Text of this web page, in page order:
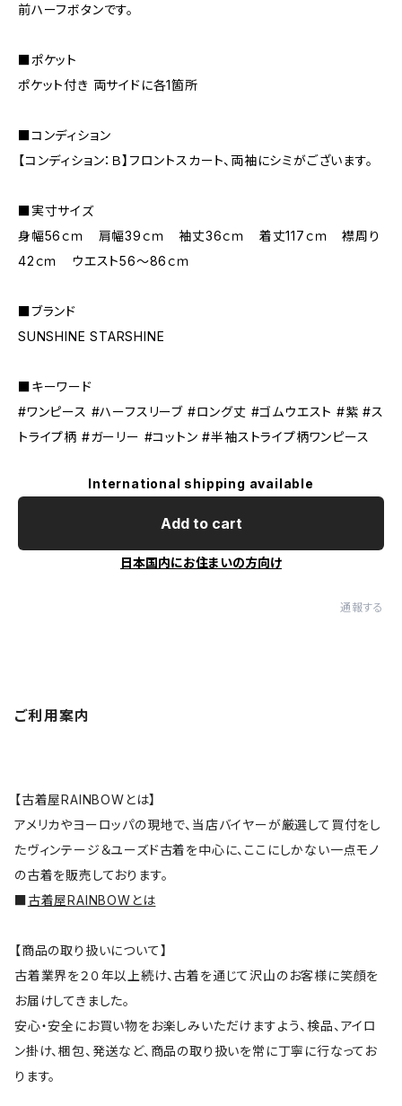
前ハーフボタンです。
■ポケット
ポケット付き 両サイドに各1箇所
■コンディション
【コンディション：Ｂ】フロントスカート、両袖にシミがございます。
■実寸サイズ
身幅56ｃｍ 肩幅39ｃｍ 袖丈36ｃｍ 着丈117ｃｍ 襟周り
42ｃｍ ウエスト56～86ｃｍ
■ブランド
SUNSHINE STARSHINE
■キーワード
#ワンピース #ハーフスリーブ #ロング丈 #ゴムウエスト #紫 #ス
トライプ柄 #ガーリー #コットン #半袖ストライプ柄ワンピース
International shipping available
Add to cart
日本国内にお住まいの方向け
通報する
ご利用案内
【古着屋RAINBOWとは】
アメリカやヨーロッパの現地で、当店バイヤーが厳選して買付をし
たヴィンテージ＆ユーズド古着を中心に、ここにしかない一点モノ
の古着を販売しております。
■古着屋RAINBOWとは
【商品の取り扱いについて】
古着業界を２０年以上続け、古着を通じて沢山のお客様に笑顔を
お届けしてきました。
安心・安全にお買い物をお楽しみいただけますよう、検品、アイロ
ン掛け、梱包、発送など、商品の取り扱いを常に丁寧に行なってお
ります。